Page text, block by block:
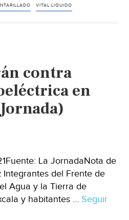
VITAL LIQUIDO
contra
en
La JornadaNota de
Integrantes del Frente de
Agua y la Tierra de
y habitantes … Seguir